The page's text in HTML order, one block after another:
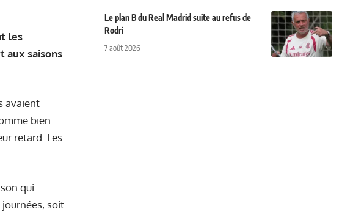
les
aux saisons
avaient
bien
retard. Les
qui
soit
Le plan B du Real Madrid suite au refus de
Rodri
7 août 2026